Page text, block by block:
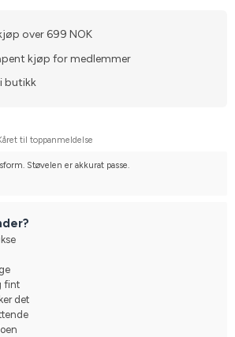
over 699 NOK
kjøp for medlemmer
butikk
til toppanmeldelse
Støvelen er akkurat passe.
fint
det